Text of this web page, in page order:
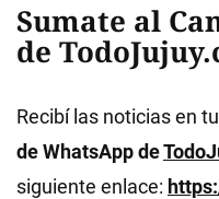
Sumate al
de
Recibí las noticias en
de WhatsApp de
siguiente enlace: